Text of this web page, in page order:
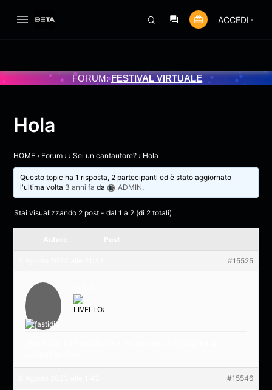
ACCEDI
FORUM:FESTIVAL VIRTUALE
Hola
HOME › Forum › › Sei un cantautore? › Hola
Questo topic ha 1 risposta, 2 partecipanti ed è stato aggiornato
l'ultima volta 3 anni fa da ADMIN.
Stai visualizzando 2 post - dal 1 a 2 (di 2 totali)
#15525
LIVELLO:
#15546